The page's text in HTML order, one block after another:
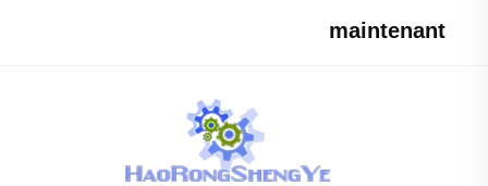
maintenant